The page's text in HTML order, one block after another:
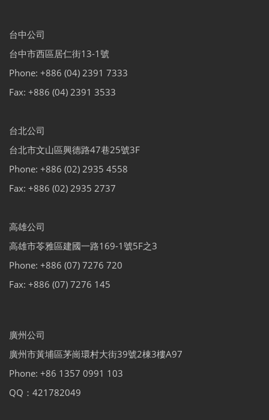
台中公司
台中市西區居仁街13-1號
Phone: +886 (04) 2391 7333
Fax: +886 (04) 2391 3533
台北公司
台北市文山區興德路47巷25號3F
Phone: +886 (02) 2935 4558
Fax: +886 (02) 2935 2737
高雄公司
高雄市苓雅區建國一路169-1號5F之3
Phone: +886 (07) 7276 720
Fax: +886 (07) 7276 145
廣州公司
廣州市黃埔區茅崗環村大街39號2棟3樓A97
Phone: +86 1357 0991 103
QQ：421782049